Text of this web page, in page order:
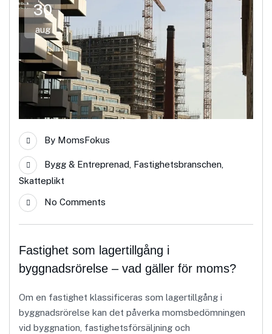
30
aug
By MomsFokus
Bygg & Entreprenad, Fastighetsbranschen,
Skatteplikt
No Comments
Fastighet som lagertillgång i
byggnadsrörelse – vad gäller för moms?
Om en fastighet klassificeras som lagertillgång i
byggnadsrörelse kan det påverka momsbedömningen
vid byggnation, fastighetsförsäljning och